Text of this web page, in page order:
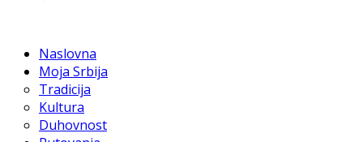
Naslovna
Moja Srbija
Tradicija
Kultura
Duhovnost